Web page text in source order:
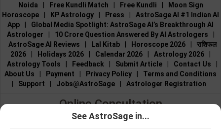
Noida
Free Kundli Match Free Kundli
Moon Sign
Horoscope
KP Astrology Press
AstroSage AI #1 Indian AI
App
Global Media Spotlight: AstroSage AI’s Breakthrough AI
Astrologer
10 Crore Question Answered By AI Astrologers
AstroSage AI Reviews
Lal Kitab Horoscope 2026
राशिफल
2026
Holidays 2026 Calendar 2026 Astrology 2026
Astrology Tools
Feedback Submit Article Contact Us
About Us
Payment Privacy Policy
Terms and Conditions
Support Jobs@AstroSage Astrologer Registration
Online Consultation
Talk to Astrologers|Chat with Astrologer
See AstroSage in...